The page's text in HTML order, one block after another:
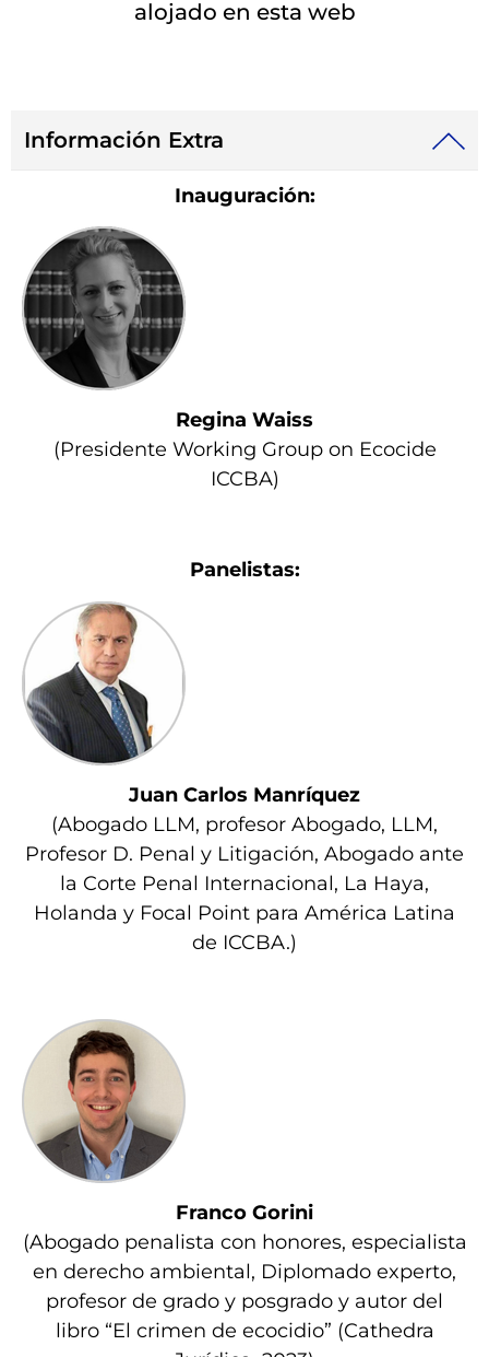
alojado en esta web
Información Extra
Inauguración:
Regina Waiss
(Presidente Working Group on Ecocide
ICCBA)
Panelistas:
Juan Carlos Manríquez
(Abogado LLM, profesor Abogado, LLM,
Profesor D. Penal y Litigación, Abogado ante
la Corte Penal Internacional, La Haya,
Holanda y Focal Point para América Latina
de ICCBA.)
Franco Gorini
(Abogado penalista con honores, especialista
en derecho ambiental, Diplomado experto,
profesor de grado y posgrado y autor del
libro “El crimen de ecocidio” (Cathedra